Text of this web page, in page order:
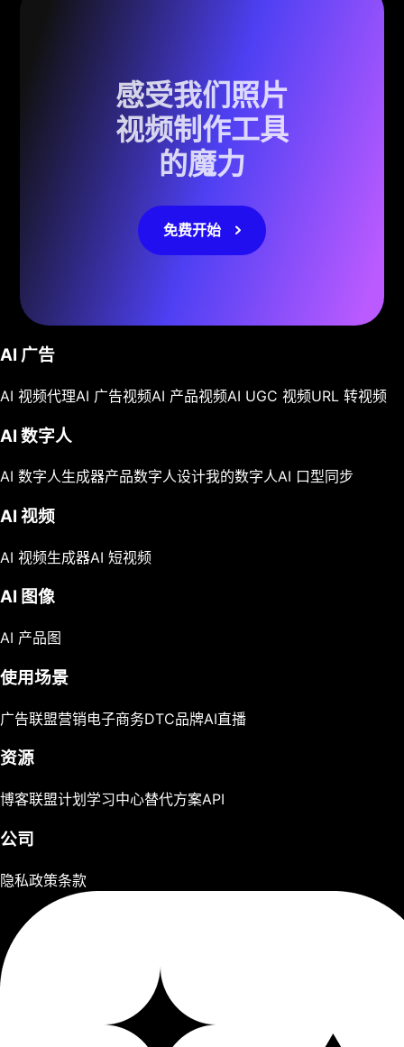
感受我们照片
视频制作工具
的魔力
免费开始
AI 广告
AI 视频代理AI 广告视频AI 产品视频AI UGC 视频URL 转视频
AI 数字人
AI 数字人生成器产品数字人设计我的数字人AI 口型同步
AI 视频
AI 视频生成器AI 短视频
AI 图像
AI 产品图
使用场景
广告联盟营销电子商务DTC品牌AI直播
资源
博客联盟计划 学习中心替代方案API
公司
隐私政策条款